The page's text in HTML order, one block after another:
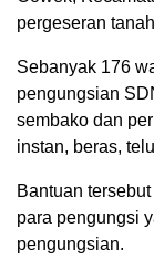
pergeseran
Sebanyak 176
pengungsian
sembako dan
instan, beras,
Bantuan
para pengungsi
pengungsian.